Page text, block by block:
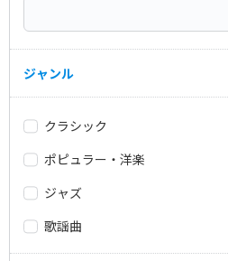
ジャンル
クラシック
ポピュラー・洋楽
ジャズ
歌謡曲